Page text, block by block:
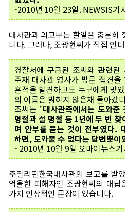
-2010년 10월 23일. NEWSIS기
대사관과 외교부는 할일을 충분히
니다. 그러나, 조광현씨가 직접 인
경찰서에 구금된 조씨와 관련된
주재 대사관 영사가 방문 접견
흔적을 발견하고도 누구에게 맞
의 이름은 밝히지 않은채 돌아갔
조씨는 "대사관측에서는 도와준
명절과 설 명절 등 1년에 두 번
며 안부를 묻는 것이 전부였다.
하면, 도와줄 수 없다는 답변뿐이
- 2010년 10월 9일 오마이뉴스
주필리핀한국대사관의 보고를 받
억울한 피해자인 조광현씨의 대
가지 인상적인 문장이 있습니다.